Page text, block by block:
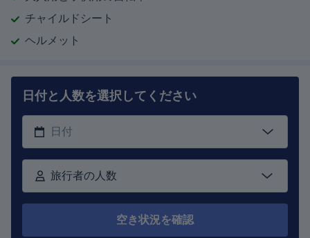
チャイルドシート
ヘルメット
日付と人数を選択してください
旅行者の人数
空き状況を確認